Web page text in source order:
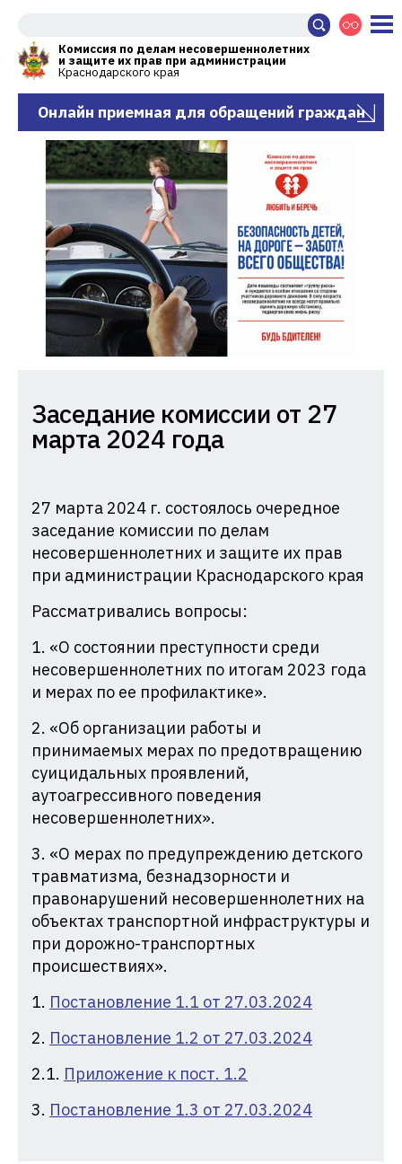
Комиссия по делам несовершеннолетних
и защите их прав при администрации
Краснодарского края
Онлайн приемная для обращений граждан
Комиссия
по
делам
и
защите
их
прав
при
Администрации
Краснодарского
края
Заседание комиссии от 27
марта 2024 года
27 марта 2024 г. состоялось очередное
заседание комиссии по делам
несовершеннолетних и защите их прав
при администрации Краснодарского края
Рассматривались вопросы:
1. «О состоянии преступности среди
несовершеннолетних по итогам 2023 года
и мерах по ее профилактике».
2. «Об организации работы и
принимаемых мерах по предотвращению
суицидальных проявлений,
аутоагрессивного поведения
несовершеннолетних».
3. «О мерах по предупреждению детского
травматизма, безнадзорности и
правонарушений несовершеннолетних на
объектах транспортной инфраструктуры и
при дорожно-транспортных
происшествиях».
1. Постановление 1.1 от 27.03.2024
2. Постановление 1.2 от 27.03.2024
2.1. Приложение к пост. 1.2
3. Постановление 1.3 от 27.03.2024